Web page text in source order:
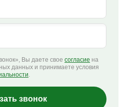
Вы даете свое согласие на
данных и принимаете условия
.
звонок